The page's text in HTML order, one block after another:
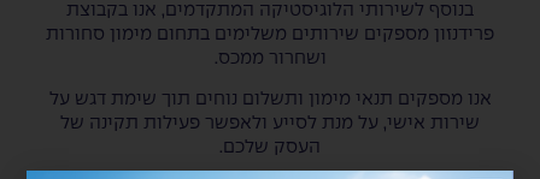
בנוסף לשירותי הלוגיסטיקה המתקדמים, אנו בקבוצת
פרידנזון מספקים שירותים משלימים בתחום מימון סחורות
ושחרור ממכס.
אנו מספקים תנאי מימון ותשלום נוחים תוך שימת דגש על
שירות אישי, על מנת לסייע ולאפשר פעילות תקינה של
העסק שלכם.